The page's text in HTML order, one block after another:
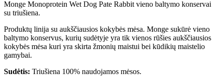
Monge Monoprotein Wet Dog Pate Rabbit vieno baltymo konservai
su triušiena.
Produktų linija su aukščiausios kokybės mėsa. Monge sukūrė vieno
baltymo konservus, kurių sudėtyje yra tik vienos rūšies aukščiausios
kokybės mėsa kuri yra skirta žmonių maistui bei kūdikių maistelio
gamybai.
Sudėtis: Triušiena 100% naudojamos mėsos.